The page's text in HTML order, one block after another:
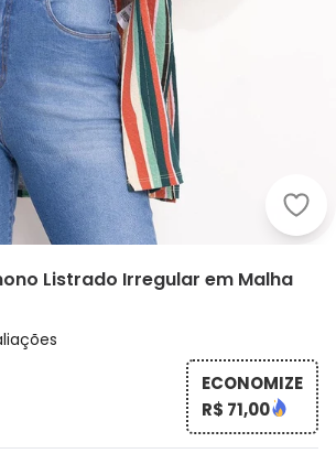
Listrado Irregular em Malha
ECONOMIZE
R$ 71,00